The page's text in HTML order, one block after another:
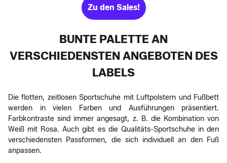
Zu den Sales!
BUNTE PALETTE AN
VERSCHIEDENSTEN ANGEBOTEN DES
LABELS
Die flotten, zeitlosen Sportschuhe mit Luftpolstern und Fußbett
werden in vielen Farben und Ausführungen präsentiert.
Farbkontraste sind immer angesagt, z. B. die Kombination von
Weiß mit Rosa. Auch gibt es die Qualitäts-Sportschuhe in den
verschiedensten Passformen, die sich individuell an den Fuß
anpassen.